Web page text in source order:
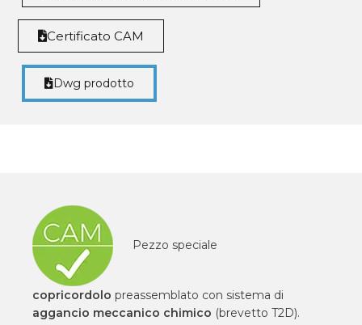
Certificato CAM
Dwg prodotto
Pezzo speciale
copricordolo preassemblato con sistema di
aggancio meccanico chimico (brevetto T2D).